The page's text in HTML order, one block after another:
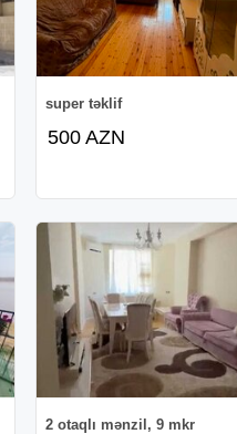
super təklif
500 AZN
2 otaqlı mənzil, 9 mkr